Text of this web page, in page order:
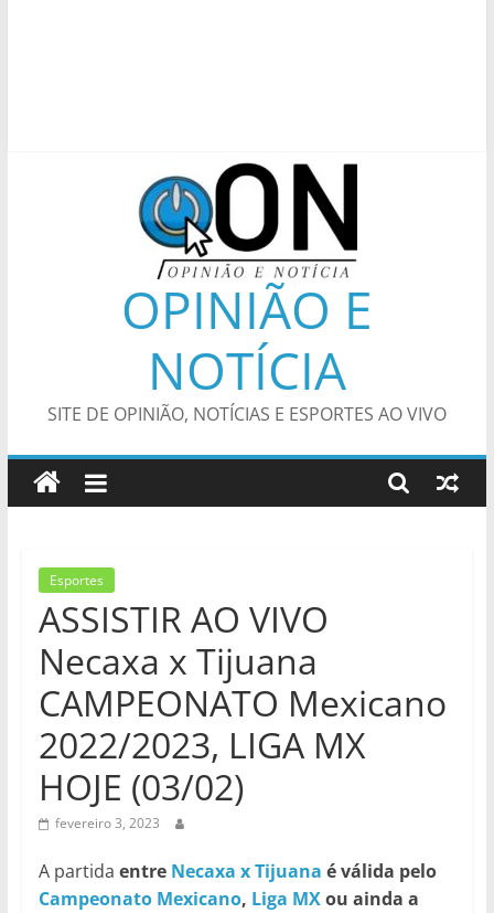
OPINIÃO E
NOTÍCIA
SITE DE OPINIÃO, NOTÍCIAS E ESPORTES AO VIVO
Esportes
ASSISTIR AO VIVO
Necaxa x Tijuana
CAMPEONATO Mexicano
2022/2023, LIGA MX
HOJE (03/02)
fevereiro 3, 2023
A partida entre Necaxa x Tijuana é válida pelo
Campeonato Mexicano, Liga MXou ainda a